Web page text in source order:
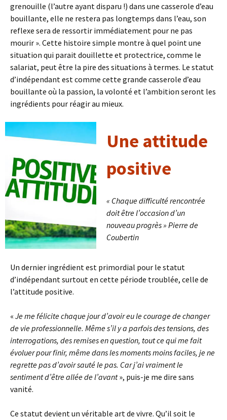
grenouille (l’autre ayant disparu !) dans une casserole d’eau
bouillante, elle ne restera pas longtemps dans l’eau, son
reflexe sera de ressortir immédiatement pour ne pas
mourir ». Cette histoire simple montre à quel point une
situation qui parait douillette et protectrice, comme le
salariat, peut être la pire des situations à termes. Le statut
d’indépendant est comme cette grande casserole d’eau
bouillante où la passion, la volonté et l’ambition seront les
ingrédients pour réagir au mieux.
Une attitude
positive
« Chaque difficulté rencontrée
doit être l’occasion d’un
nouveau progrès » Pierre de
Coubertin
Un dernier ingrédient est primordial pour le statut
d’indépendant surtout en cette période troublée, celle de
l’attitude positive.
« Je me félicite chaque jour d’avoir eu le courage de changer
de vie professionnelle. Même s’il y a parfois des tensions, des
interrogations, des remises en question, tout ce qui me fait
évoluer pour finir, même dans les moments moins faciles, je ne
regrette pas d’avoir sauté le pas. Car j’ai vraiment le
sentiment d’être allée de l’avant», puis-je me dire sans
vanité.
Ce statut devient un véritable art de vivre. Qu’il soit le